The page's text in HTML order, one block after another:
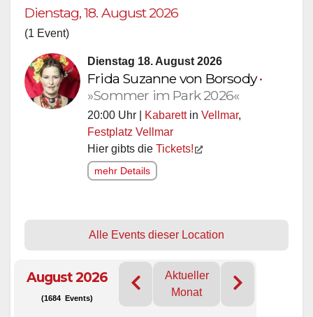
Dienstag, 18. August 2026
(1 Event)
Dienstag 18. August 2026
Frida Suzanne von Borsody•
»Sommer im Park 2026«
20:00 Uhr | Kabarettin Vellmar,
Festplatz Vellmar
Hier gibts die Tickets!
mehr Details
Alle Events dieser Location
August 2026
(1684 Events)
Aktueller
Monat